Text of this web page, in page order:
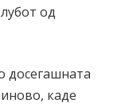
од
досегашната
каде